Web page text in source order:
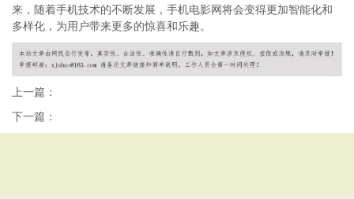
来，随着手机技术的不断发展，手机电影网将会变得更加智能化和
多样化，为用户带来更多的惊喜和乐趣。
上一篇：
下一篇：